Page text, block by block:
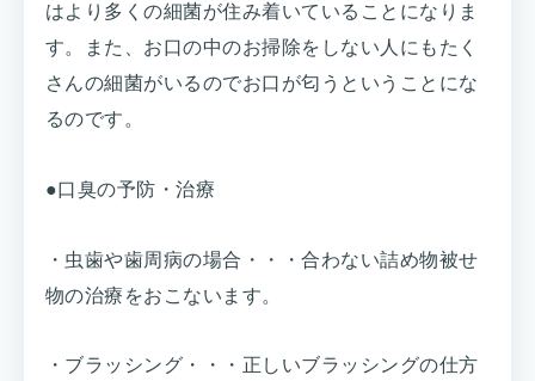
はより多くの細菌が住み着いていることになりま
す。また、お口の中のお掃除をしない人にもたく
さんの細菌がいるのでお口が匂うということにな
るのです。
●口臭の予防・治療
・虫歯や歯周病の場合・・・合わない詰め物被せ
物の治療をおこないます。
・ブラッシング・・・正しいブラッシングの仕方